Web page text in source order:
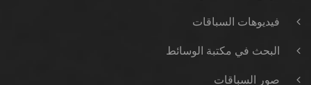
فيديوهات السباقات
البحث في مكتبة الوسائط
صور السباقات